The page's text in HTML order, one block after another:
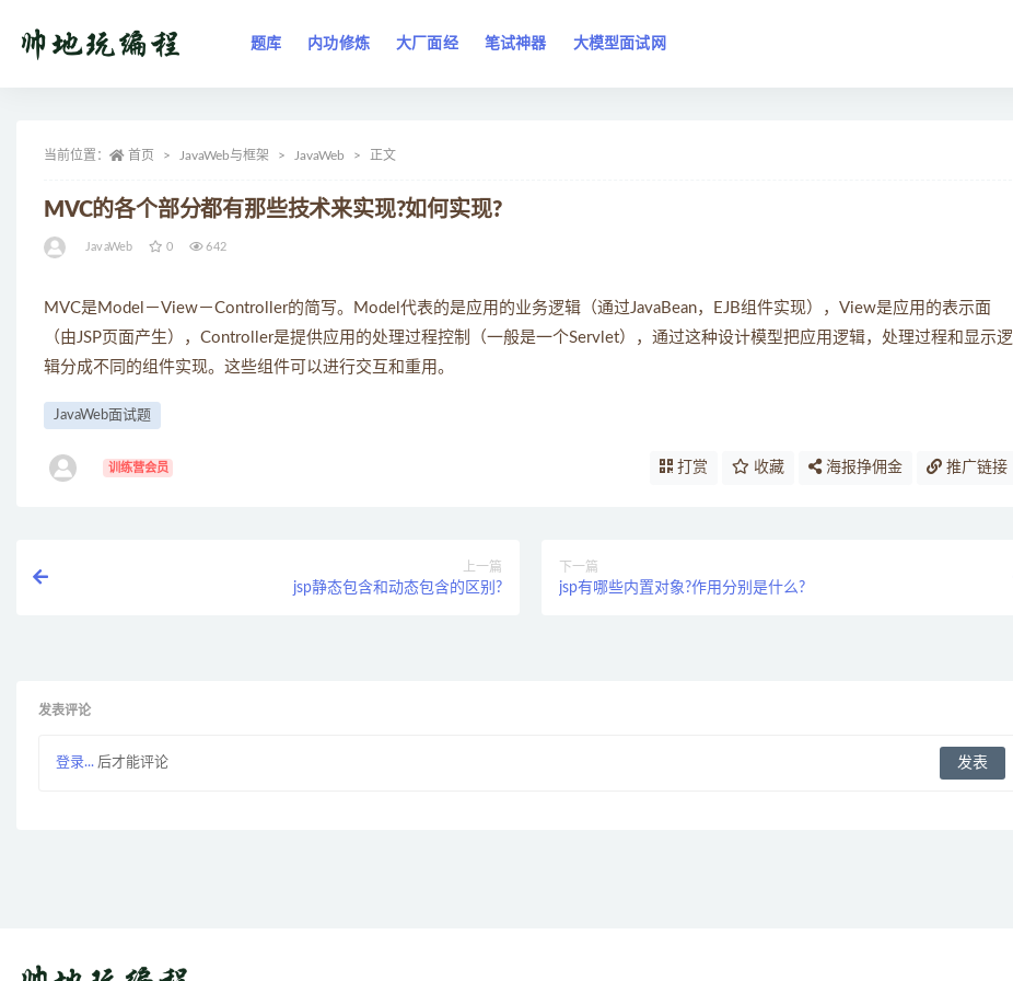
题库 内功修炼 大厂面经 笔试神器 大模型面试网
当前位置： 首页 JavaWeb与框架 JavaWeb 正文
MVC的各个部分都有那些技术来实现?如何实现?
JavaWeb 0 642
MVC是Model－View－Controller的简写。Model代表的是应用的业务逻辑（通过JavaBean，EJB组件实现），View是应用的表示面
（由JSP页面产生），Controller是提供应用的处理过程控制（一般是一个Servlet），通过这种设计模型把应用逻辑，处理过程和显示逻
辑分成不同的组件实现。这些组件可以进行交互和重用。
JavaWeb面试题
训练营会员 打赏 收藏 海报挣佣金 推广链接
上一篇
jsp静态包含和动态包含的区别?
下一篇
jsp有哪些内置对象?作用分别是什么?
发表评论
登录... 后才能评论